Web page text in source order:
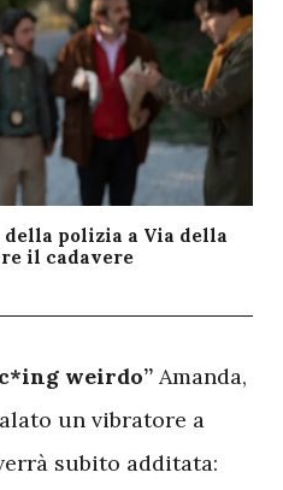
polizia a Via della
il cadavere
weirdo” Amanda,
un vibratore a
subito additata: